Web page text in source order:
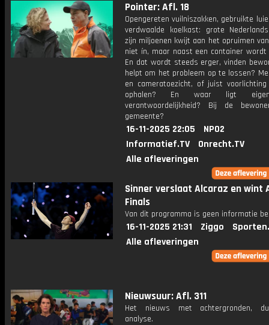
Pointer: Afl. 18
Opengereten vuilniszakken, gebruikte
verdwaalde koelkast: grote
zijn miljoenen kwijt aan het opruimen
niet ín, maar naast een container wordt
En dat wordt steeds erger, vinden
helpt om het probleem op te lossen?
en cameratoezicht, of juist
ophalen? En waar ligt
verantwoordelijkheid? Bij de
gemeente?
16-11-2025 22:05
NPO2
Informatief.TV
Onrecht.TV
Alle afleveringen
Sinner verslaat Alcaraz en wint
Finals
Van dit programma is geen informatie
16-11-2025 21:31 Ziggo
Alle afleveringen
Nieuwsuur: Afl. 311
Het nieuws met achtergronden,
analyse.